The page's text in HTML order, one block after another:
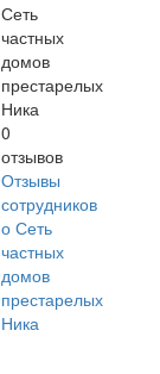
Сеть
частных
домов
престарелых
Ника
0
отзывов
Отзывы
сотрудников
о Сеть
частных
домов
престарелых
Ника